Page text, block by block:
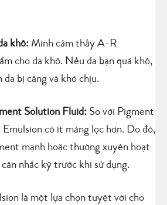
khô: Mình cảm thấy A-R
cho da khô. Nếu da bạn quá khô,
bị căng và khó chịu.
Solution Fluid: So với Pigment
có ít màng lọc hơn. Do đó,
mạnh hoặc thường xuyên hoạt
nhắc kỹ trước khi sử dụng.
là một lựa chọn tuyệt vời cho